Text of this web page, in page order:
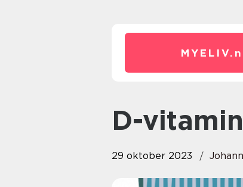
MYELIV.
D-
29 oktober 2023